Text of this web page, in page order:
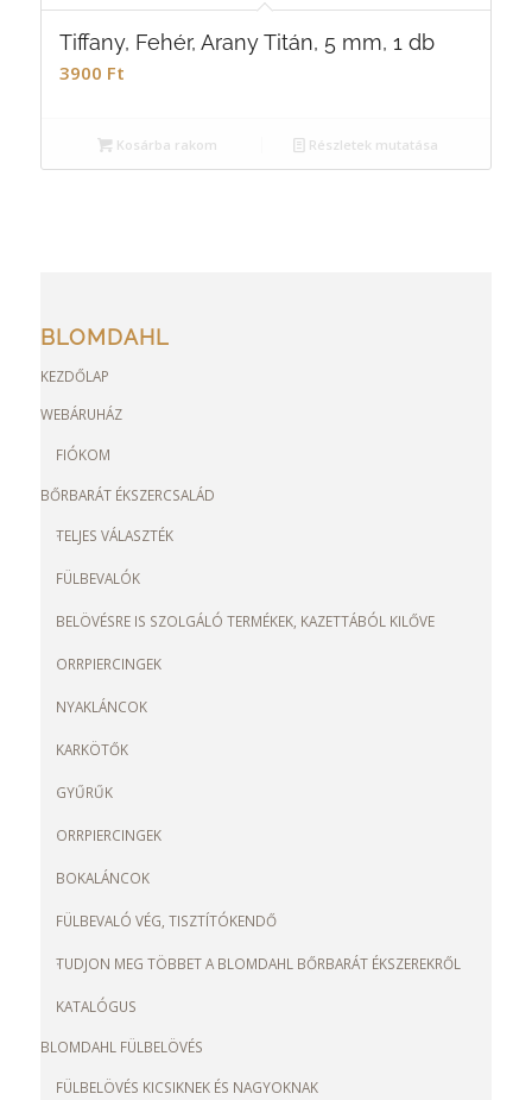
Tiffany, Fehér, Arany Titán, 5 mm, 1 db
3900 Ft
Kosárba rakom Részletek mutatása
BLOMDAHL
KEZDŐLAP
WEBÁRUHÁZ
FIÓKOM
BŐRBARÁT ÉKSZERCSALÁD
TELJES VÁLASZTÉK
FÜLBEVALÓK
BELÖVÉSRE IS SZOLGÁLÓ TERMÉKEK, KAZETTÁBÓL KILŐVE
ORRPIERCINGEK
NYAKLÁNCOK
KARKÖTŐK
GYŰRŰK
ORRPIERCINGEK
BOKALÁNCOK
FÜLBEVALÓ VÉG, TISZTÍTÓKENDŐ
TUDJON MEG TÖBBET A BLOMDAHL BŐRBARÁT ÉKSZEREKRŐL
KATALÓGUS
BLOMDAHL FÜLBELÖVÉS
FÜLBELÖVÉS KICSIKNEK ÉS NAGYOKNAK